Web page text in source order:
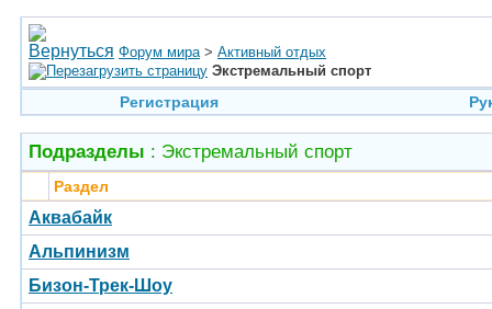
Форум мира > Активный отдых
Экстремальный спорт
Регистрация
Подразделы : Экстремальный спорт
Раздел
Аквабайк
Альпинизм
Бизон-Трек-Шоу